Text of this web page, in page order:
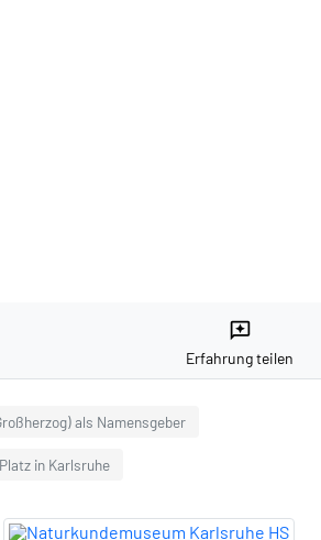
reviews
Erfahrung teilen
als Namensgeber
Platz in Karlsruhe